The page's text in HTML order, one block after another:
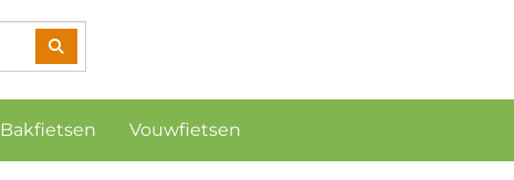
Bakfietsen Vouwfietsen